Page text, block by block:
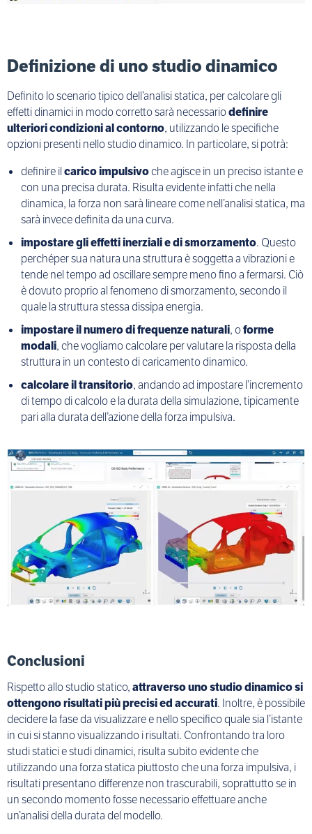
Definizione di uno studio dinamico
Definito lo scenario tipico dell’analisi statica, per calcolare gli
effetti dinamici in modo corretto sarà necessariodefinire
ulteriori condizioni al contorno, utilizzando le specifiche
opzioni presenti nello studio dinamico. In particolare, si potrà:
definire ilcarico impulsivoche agisce in un preciso istante e
con una precisa durata. Risulta evidente infatti che nella
dinamica, la forza non sarà lineare come nell’analisi statica, ma
sarà invece definita da una curva.
impostare gli effetti inerziali e di smorzamento. Questo
perchéper sua natura una struttura è soggetta a vibrazioni e
tende nel tempo ad oscillare sempre meno fino a fermarsi. Ciò
è dovuto proprio al fenomeno di smorzamento, secondo il
quale la struttura stessa dissipa energia.
impostare il numero di frequenze naturali, oforme
modali, che vogliamo calcolare per valutare la risposta della
struttura in un contesto di caricamento dinamico.
calcolare il transitorio, andando ad impostare l’incremento
di tempo di calcolo e la durata della simulazione, tipicamente
pari alla durata dell’azione della forza impulsiva.
Conclusioni
Rispetto allo studio statico,attraverso uno studio dinamico si
ottengono risultati più precisi ed accurati. Inoltre, è possibile
decidere la fase da visualizzare e nello specifico quale sia l’istante
in cui si stanno visualizzando i risultati. Confrontando tra loro
studi statici e studi dinamici, risulta subito evidente che
utilizzando una forza statica piuttosto che una forza impulsiva, i
risultati presentano differenze non trascurabili, soprattutto se in
un secondo momento fosse necessario effettuare anche
un’analisi della durata del modello.